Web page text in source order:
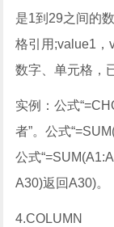
是1到29之间的
格引用;value1，
数字、单元格，
实例：公式
者”。公式
公式
A30)返回A30)。
4.COLUMN